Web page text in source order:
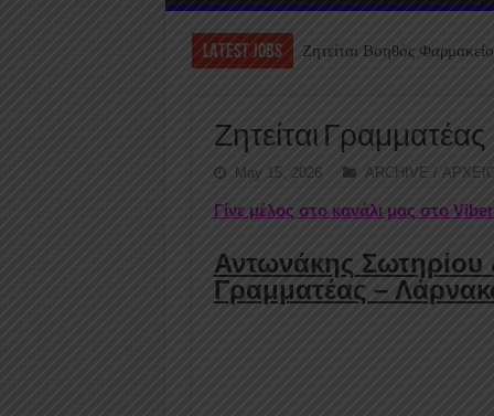
LATEST JOBS Ζητείται Βοηθός
Ζητείται Γραμματέας
May 15, 2026 ARCHIVE / ΑΡΧΕΙΟ
Γίνε μέλος στο κανάλι μας στο
Αντωνάκης Σωτηρίου
Γραμματέας –